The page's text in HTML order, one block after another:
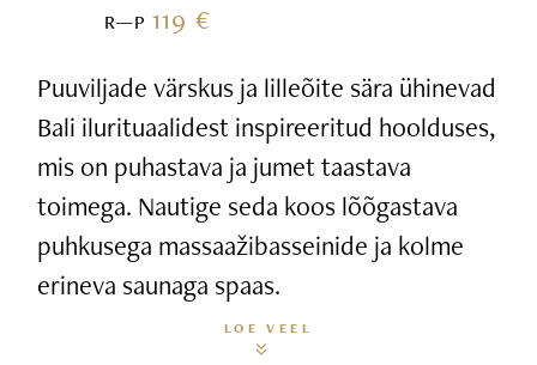
R—P119 €
Puuviljade värskus ja lilleõite sära ühinevad
Bali ilurituaalidest inspireeritud hoolduses,
mis on puhastava ja jumet taastava
toimega. Nautige seda koos lõõgastava
puhkusega massaažibasseinide ja kolme
erineva saunaga spaas.
LOE VEEL